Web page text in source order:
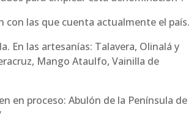
con las que cuenta actualmente el país.
En las artesanías: Talavera, Olinalá y
Mango Ataulfo, Vainilla de
en proceso: Abulón de la Península de